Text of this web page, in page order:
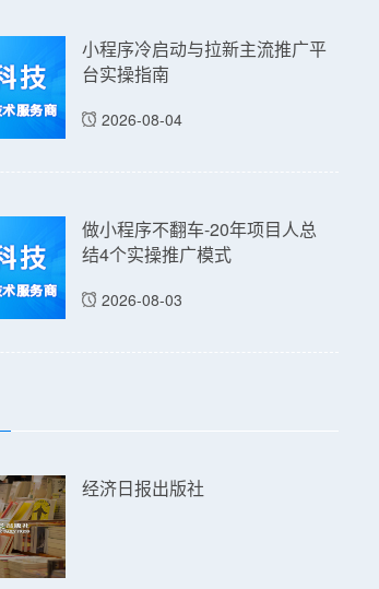
小程序冷启动与拉新主流推广平
台实操指南
2026-08-04
做小程序不翻车-20年项目人总
结4个实操推广模式
2026-08-03
经济日报出版社